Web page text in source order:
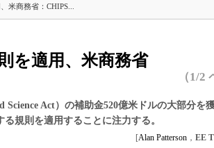
読者調査（EE Times Research）
IoT
電源設計（EDN Japan）
エレクトロニクス入門（EDN
イス通信
スコープ
エンジニアの社会人大
ックレット
米商務省：CHIPS...
を適用、米商務省
（1/2
Act）の補助金520億米ドルの大部分を
規則を適用することに注力する。
[Alan Patterson ， EE